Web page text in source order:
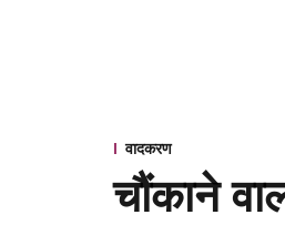
वादकरण
चौंकाने